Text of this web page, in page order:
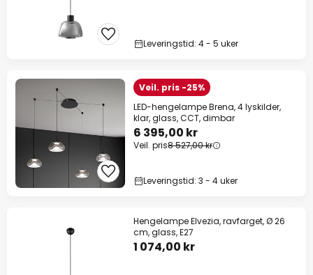
Leveringstid: 4 - 5 uker
Veil. pris -25%
LED-hengelampe Brena, 4 lyskilder,
klar, glass, CCT, dimbar
6 395,00 kr
Veil. pris8 527,00 kr
Leveringstid: 3 - 4 uker
Hengelampe Elvezia, ravfarget, Ø 26
cm, glass, E27
1 074,00 kr